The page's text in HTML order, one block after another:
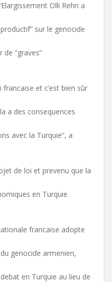
Olli Rehn a
sur le genocide
“graves”
francaise et c’est bien sûr
a des consequences
avec la Turquie”, a
de loi et prevenu que la
en Turquie
francaise adopte
genocide armenien,
en Turquie au lieu de